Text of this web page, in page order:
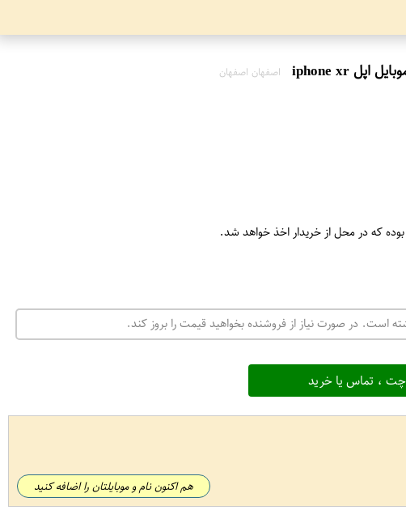
اصفهان اصفهان
که در محل از خریدار اخذ خواهد شد.
است. در صورت نیاز از فروشنده بخواهید قیمت را بروز کند.
چت ، تماس یا خرید
هم اکنون نام و موبایلتان را اضافه کنید